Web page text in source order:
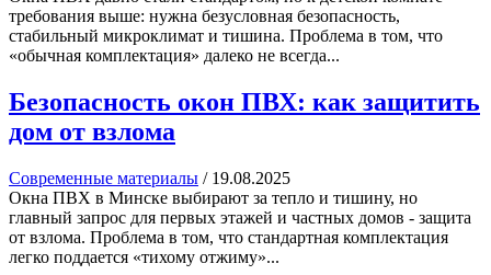
требования выше: нужна безусловная безопасность,
стабильный микроклимат и тишина. Проблема в том, что
«обычная комплектация» далеко не всегда...
Безопасность окон ПВХ: как защитить
дом от взлома
Современные материалы / 19.08.2025
Окна ПВХ в Минске выбирают за тепло и тишину, но
главный запрос для первых этажей и частных домов - защита
от взлома. Проблема в том, что стандартная комплектация
легко поддается «тихому отжиму»...